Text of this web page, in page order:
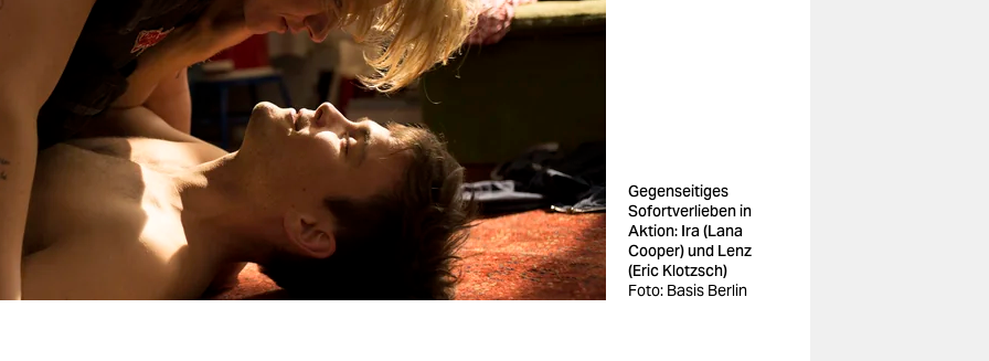
Gegenseitiges
Sofortverlieben in
Aktion: Ira (Lana
Cooper) und Lenz
(Eric Klotzsch)
Foto: Basis Berlin